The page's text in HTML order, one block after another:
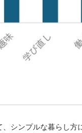
シンプルな暮らし方